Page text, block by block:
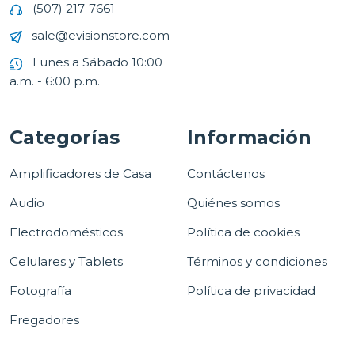
(507) 217-7661
sale@evisionstore.com
Lunes a Sábado 10:00
a.m. - 6:00 p.m.
Categorías
Amplificadores de Casa
Audio
Electrodomésticos
Celulares y Tablets
Fotografía
Fregadores
Información
Contáctenos
Quiénes somos
Política de cookies
Términos y condiciones
Política de privacidad